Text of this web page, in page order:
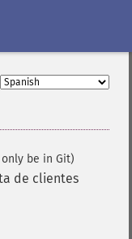
be in Git)
de clientes